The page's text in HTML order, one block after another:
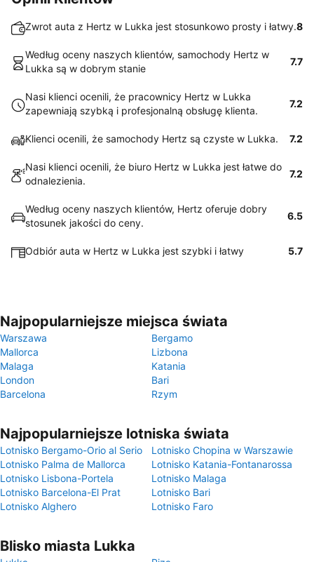
Zwrot auta z Hertz w Lukka jest stosunkowo prosty i łatwy.8
Według oceny naszych klientów, samochody Hertz w
Lukka są w dobrym stanie
7.7
Nasi klienci ocenili, że pracownicy Hertz w Lukka
zapewniają szybką i profesjonalną obsługę klienta.
7.2
Klienci ocenili, że samochody Hertz są czyste w Lukka. 7.2
Nasi klienci ocenili, że biuro Hertz w Lukka jest łatwe do
odnalezienia.
7.2
Według oceny naszych klientów, Hertz oferuje dobry
stosunek jakości do ceny.
6.5
Odbiór auta w Hertz w Lukka jest szybki i łatwy 5.7
Najpopularniejsze miejsca świata
Warszawa
Bergamo
Mallorca
Lizbona
Malaga
Katania
London
Bari
Barcelona
Rzym
Najpopularniejsze lotniska świata
Lotnisko Bergamo-Orio al Serio
Lotnisko Chopina w Warszawie
Lotnisko Palma de Mallorca
Lotnisko Katania-Fontanarossa
Lotnisko Lisbona-Portela
Lotnisko Malaga
Lotnisko Barcelona-El Prat
Lotnisko Bari
Lotnisko Alghero
Lotnisko Faro
Blisko miasta Lukka